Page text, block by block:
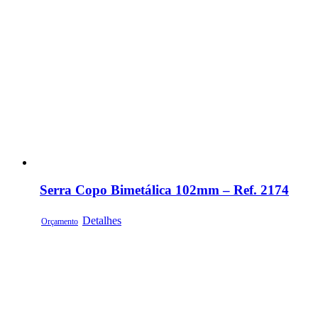
Serra Copo Bimetálica 102mm – Ref. 2174
Orçamento Detalhes